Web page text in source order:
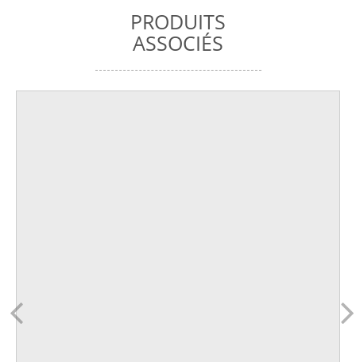
PRODUITS
ASSOCIÉS